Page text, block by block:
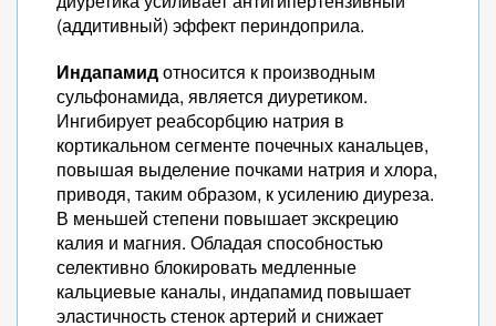
(аддитивный) эффект периндоприла.
Индапамидотносится к производным
сульфонамида, является диуретиком.
Ингибирует реабсорбцию натрия в
кортикальном сегменте почечных канальцев,
повышая выделение почками натрия и хлора,
приводя, таким образом, к усилению диуреза.
В меньшей степени повышает экскрецию
калия и магния. Обладая способностью
селективно блокировать медленные
кальциевые каналы, индапамид повышает
эластичность стенок артерий и снижает